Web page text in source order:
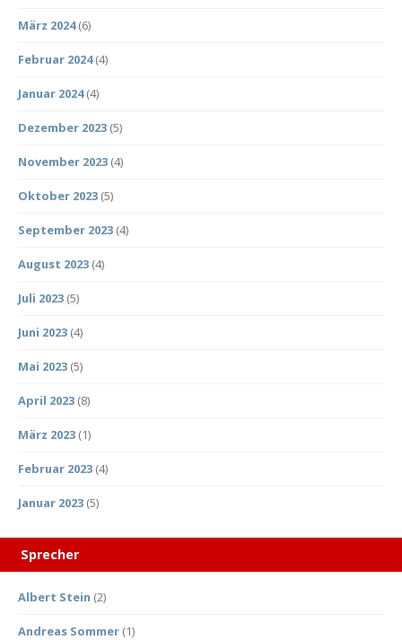
März 2024(6)
Februar 2024(4)
Januar 2024(4)
Dezember 2023 (5)
November 2023 (4)
Oktober 2023 (5)
September 2023 (4)
August 2023 (4)
Juli 2023 (5)
Juni 2023 (4)
Mai 2023 (5)
April 2023 (8)
März 2023 (1)
Februar 2023 (4)
Januar 2023 (5)
Sprecher
Albert Stein (2)
Andreas Sommer (1)